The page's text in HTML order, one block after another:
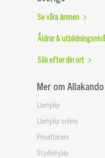
Mer om
Läxhjälp
Läxhjälp online
Privatlärare
Studiehjälp
Se våra ämnen
Åldrar &
Sök efter din ort